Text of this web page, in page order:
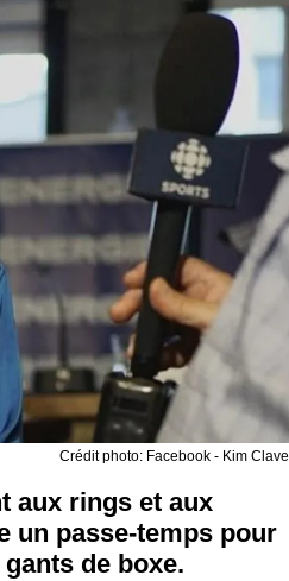
Crédit photo: Facebook - Kim Clavel
aux rings et aux
un passe-temps pour
de boxe.